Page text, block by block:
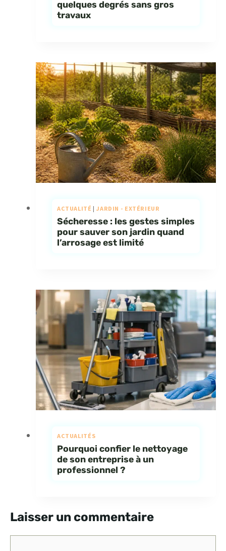
quelques degrés sans gros
travaux
ACTUALITÉ | JARDIN - EXTÉRIEUR
Sécheresse : les gestes simples
pour sauver son jardin quand
l’arrosage est limité
ACTUALITÉS
Pourquoi confier le nettoyage
de son entreprise à un
professionnel ?
Laisser un commentaire